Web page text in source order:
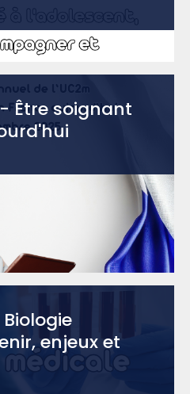
Être soignant
Biologie
enjeux et